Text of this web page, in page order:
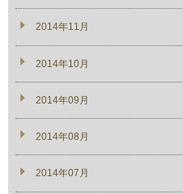
2014年11月
2014年10月
2014年09月
2014年08月
2014年07月